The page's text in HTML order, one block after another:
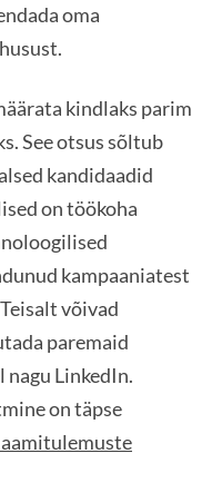
oma
kindlaks parim
See otsus sõltub
kandidaadid
on töökoha
kampaaniatest
võivad
paremaid
LinkedIn.
on täpse